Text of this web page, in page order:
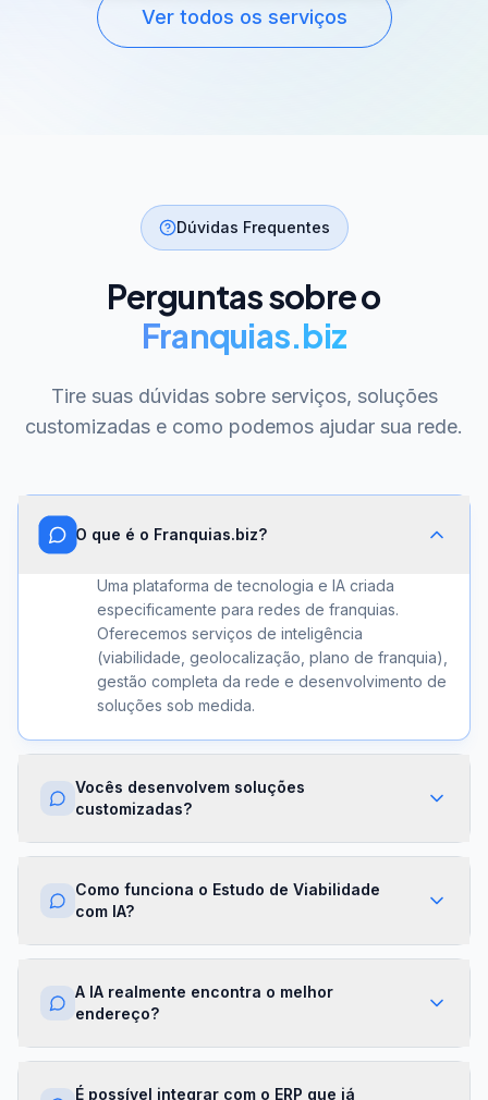
Ver todos os serviços
Dúvidas Frequentes
Perguntas sobre o
Franquias.biz
Tire suas dúvidas sobre serviços, soluções
customizadas e como podemos ajudar sua rede.
O que é o Franquias.biz?
Uma plataforma de tecnologia e IA criada
especificamente para redes de franquias.
Oferecemos serviços de inteligência
(viabilidade, geolocalização, plano de franquia),
gestão completa da rede e desenvolvimento de
soluções sob medida.
Vocês desenvolvem soluções
customizadas?
Sim. Além dos módulos prontos, criamos
algoritmos proprietários e APIs sob demanda.
sua franqueadora.
Como funciona o Estudo de Viabilidade
com IA?
Nossa IA cruza dados de mercado,
financeiras para gerar um score de viabilidade
por região. Você recebe um relatório completo
com recomendações em minutos.
A IA realmente encontra o melhor
endereço?
Sim. O módulo de Geolocalização cruza fluxo
É possível integrar com o ERP que já